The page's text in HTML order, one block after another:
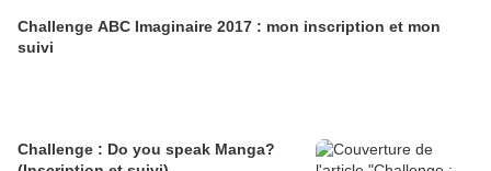
Challenge ABC Imaginaire 2017 : mon inscription et mon
suivi
Challenge : Do you speak Manga?